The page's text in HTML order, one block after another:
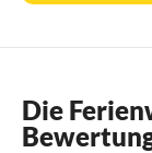
Die